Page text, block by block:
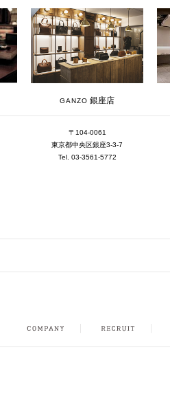
GANZO 銀座店
〒104-0061
東京都中央区銀座3-3-7
Tel. 03-3561-5772
INSTAGRAM